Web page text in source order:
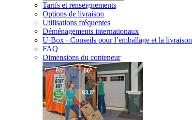
Tarifs et renseignements
Options de livraison
Utilisations fréquentes
Déménagements internationaux
U-Box - Conseils pour l’emballage et la livraison
FAQ
Dimensions du conteneur